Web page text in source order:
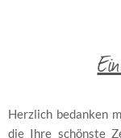
Herzlich bedanken
die Ihre schönste